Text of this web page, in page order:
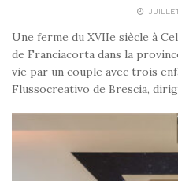
Une ferme du XVIIe siècle à
de Franciacorta dans la
vie par un couple avec trois
Flussocreativo de Brescia,